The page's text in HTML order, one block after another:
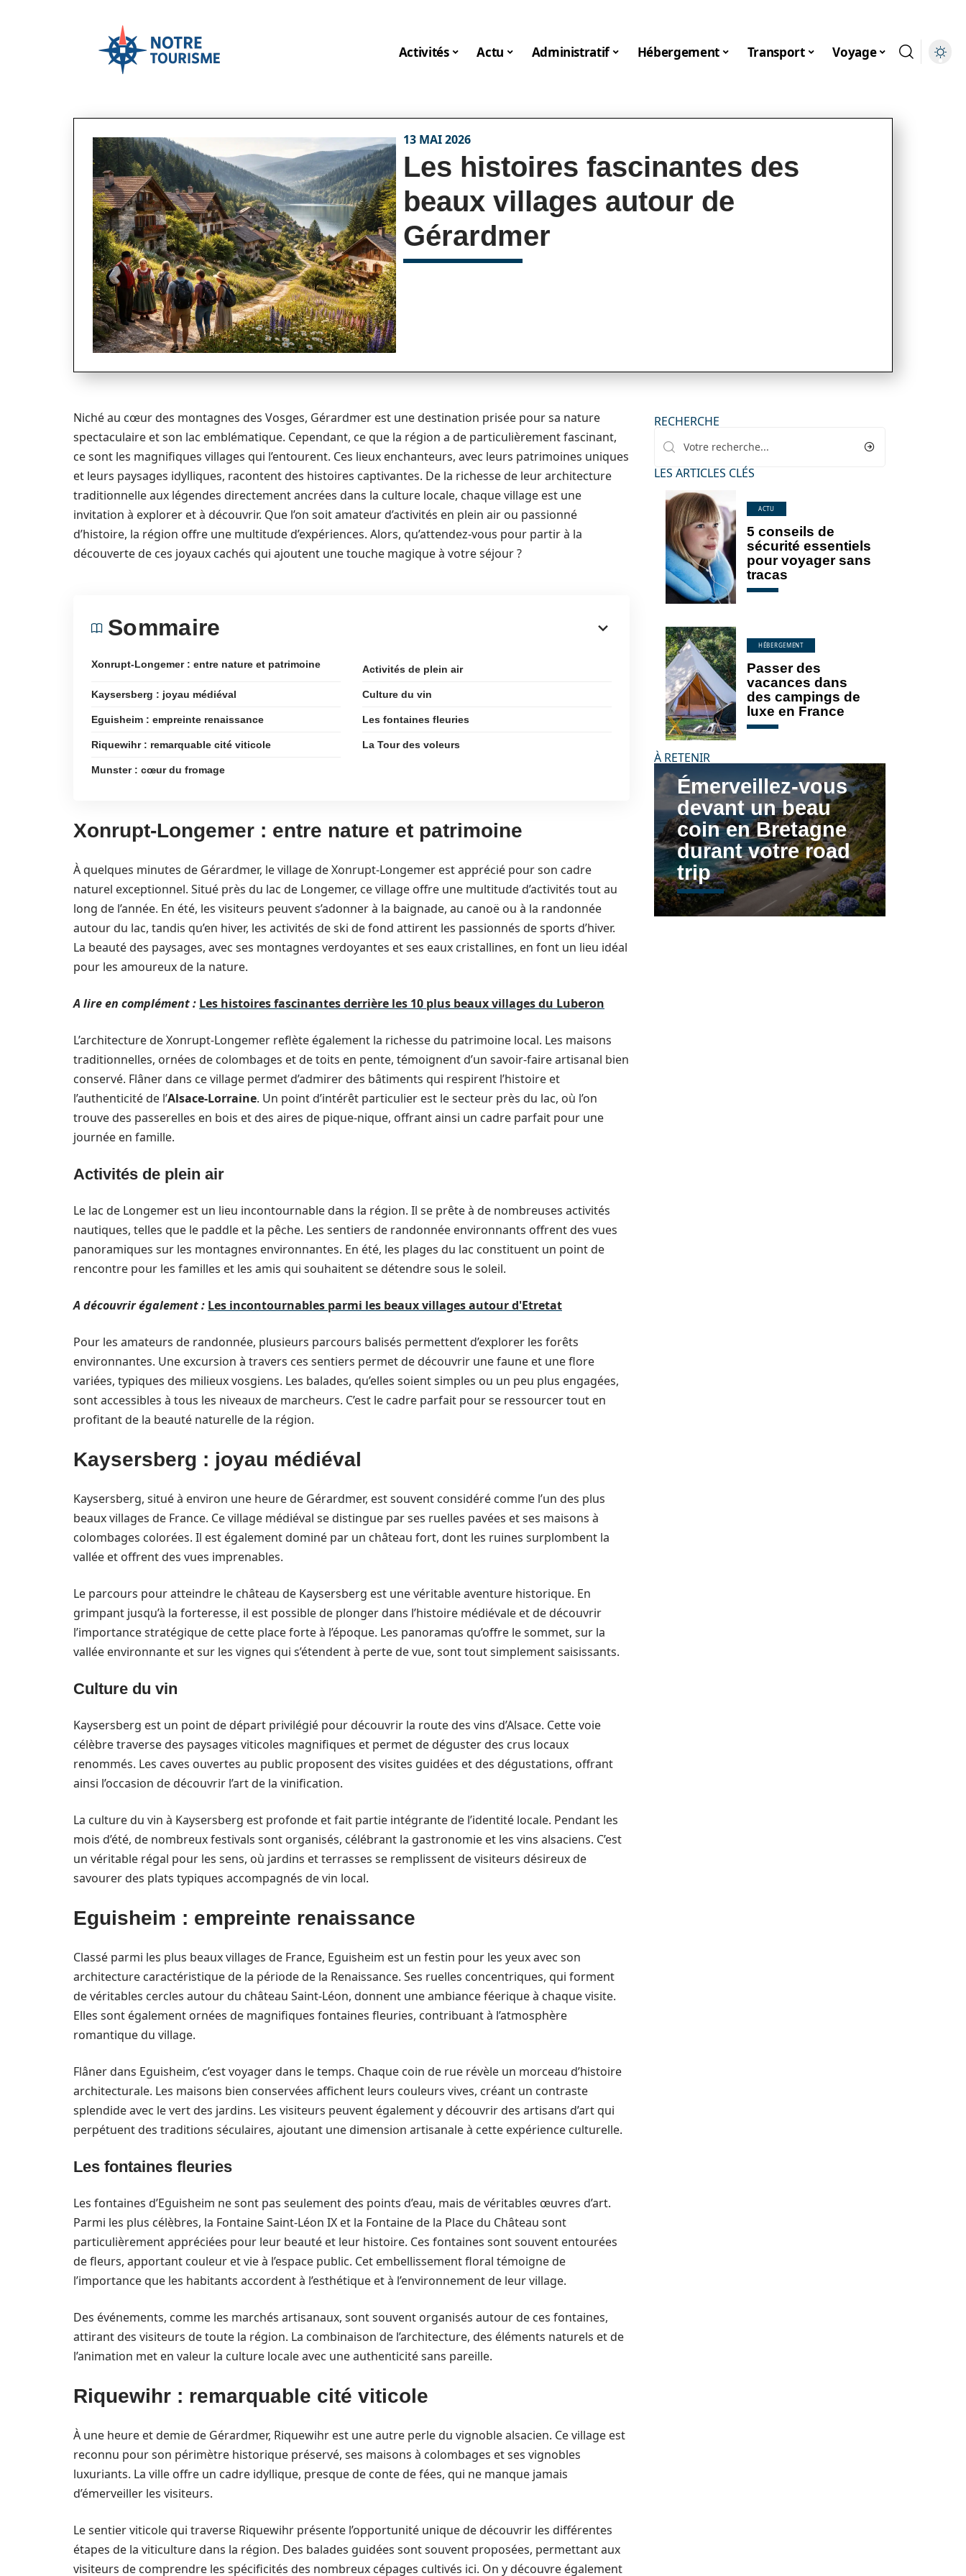
Activités Actu Administratif Hébergement Transport Voyage
13 MAI 2026
Les histoires fascinantes des
beaux villages autour de
Gérardmer
Niché au cœur des montagnes des Vosges, Gérardmer est une destination prisée pour sa nature
spectaculaire et son lac emblématique. Cependant, ce que la région a de particulièrement fascinant,
ce sont les magnifiques villages qui l’entourent. Ces lieux enchanteurs, avec leurs patrimoines uniques
et leurs paysages idylliques, racontent des histoires captivantes. De la richesse de leur architecture
traditionnelle aux légendes directement ancrées dans la culture locale, chaque village est une
invitation à explorer et à découvrir. Que l’on soit amateur d’activités en plein air ou passionné
d’histoire, la région offre une multitude d’expériences. Alors, qu’attendez-vous pour partir à la
découverte de ces joyaux cachés qui ajoutent une touche magique à votre séjour ?
Sommaire
Xonrupt-Longemer : entre nature et patrimoine Activités de plein air
Kaysersberg : joyau médiéval Culture du vin
Eguisheim : empreinte renaissance Les fontaines fleuries
Riquewihr : remarquable cité viticole La Tour des voleurs
Munster : cœur du fromage
Xonrupt-Longemer : entre nature et patrimoine
À quelques minutes de Gérardmer, le village de Xonrupt-Longemer est apprécié pour son cadre
naturel exceptionnel. Situé près du lac de Longemer, ce village offre une multitude d’activités tout au
long de l’année. En été, les visiteurs peuvent s’adonner à la baignade, au canoë ou à la randonnée
autour du lac, tandis qu’en hiver, les activités de ski de fond attirent les passionnés de sports d’hiver.
La beauté des paysages, avec ses montagnes verdoyantes et ses eaux cristallines, en font un lieu idéal
pour les amoureux de la nature.
A lire en complément : Les histoires fascinantes derrière les 10 plus beaux villages du Luberon
L’architecture de Xonrupt-Longemer reflète également la richesse du patrimoine local. Les maisons
traditionnelles, ornées de colombages et de toits en pente, témoignent d’un savoir-faire artisanal bien
conservé. Flâner dans ce village permet d’admirer des bâtiments qui respirent l’histoire et
l’authenticité de l’Alsace-Lorraine. Un point d’intérêt particulier est le secteur près du lac, où l’on
trouve des passerelles en bois et des aires de pique-nique, offrant ainsi un cadre parfait pour une
journée en famille.
Activités de plein air
Le lac de Longemer est un lieu incontournable dans la région. Il se prête à de nombreuses activités
nautiques, telles que le paddle et la pêche. Les sentiers de randonnée environnants offrent des vues
panoramiques sur les montagnes environnantes. En été, les plages du lac constituent un point de
rencontre pour les familles et les amis qui souhaitent se détendre sous le soleil.
A découvrir également : Les incontournables parmi les beaux villages autour d'Etretat
Pour les amateurs de randonnée, plusieurs parcours balisés permettent d’explorer les forêts
environnantes. Une excursion à travers ces sentiers permet de découvrir une faune et une flore
variées, typiques des milieux vosgiens. Les balades, qu’elles soient simples ou un peu plus engagées,
sont accessibles à tous les niveaux de marcheurs. C’est le cadre parfait pour se ressourcer tout en
profitant de la beauté naturelle de la région.
Kaysersberg : joyau médiéval
Kaysersberg, situé à environ une heure de Gérardmer, est souvent considéré comme l’un des plus
beaux villages de France. Ce village médiéval se distingue par ses ruelles pavées et ses maisons à
colombages colorées. Il est également dominé par un château fort, dont les ruines surplombent la
vallée et offrent des vues imprenables.
Le parcours pour atteindre le château de Kaysersberg est une véritable aventure historique. En
grimpant jusqu’à la forteresse, il est possible de plonger dans l’histoire médiévale et de découvrir
l’importance stratégique de cette place forte à l’époque. Les panoramas qu’offre le sommet, sur la
vallée environnante et sur les vignes qui s’étendent à perte de vue, sont tout simplement saisissants.
Culture du vin
Kaysersberg est un point de départ privilégié pour découvrir la route des vins d’Alsace. Cette voie
célèbre traverse des paysages viticoles magnifiques et permet de déguster des crus locaux
renommés. Les caves ouvertes au public proposent des visites guidées et des dégustations, offrant
ainsi l’occasion de découvrir l’art de la vinification.
La culture du vin à Kaysersberg est profonde et fait partie intégrante de l’identité locale. Pendant les
mois d’été, de nombreux festivals sont organisés, célébrant la gastronomie et les vins alsaciens. C’est
un véritable régal pour les sens, où jardins et terrasses se remplissent de visiteurs désireux de
savourer des plats typiques accompagnés de vin local.
Eguisheim : empreinte renaissance
Classé parmi les plus beaux villages de France, Eguisheim est un festin pour les yeux avec son
architecture caractéristique de la période de la Renaissance. Ses ruelles concentriques, qui forment
de véritables cercles autour du château Saint-Léon, donnent une ambiance féerique à chaque visite.
Elles sont également ornées de magnifiques fontaines fleuries, contribuant à l’atmosphère
romantique du village.
Flâner dans Eguisheim, c’est voyager dans le temps. Chaque coin de rue révèle un morceau d’histoire
architecturale. Les maisons bien conservées affichent leurs couleurs vives, créant un contraste
splendide avec le vert des jardins. Les visiteurs peuvent également y découvrir des artisans d’art qui
perpétuent des traditions séculaires, ajoutant une dimension artisanale à cette expérience culturelle.
Les fontaines fleuries
Les fontaines d’Eguisheim ne sont pas seulement des points d’eau, mais de véritables œuvres d’art.
Parmi les plus célèbres, la Fontaine Saint-Léon IX et la Fontaine de la Place du Château sont
particulièrement appréciées pour leur beauté et leur histoire. Ces fontaines sont souvent entourées
de fleurs, apportant couleur et vie à l’espace public. Cet embellissement floral témoigne de
l’importance que les habitants accordent à l’esthétique et à l’environnement de leur village.
Des événements, comme les marchés artisanaux, sont souvent organisés autour de ces fontaines,
attirant des visiteurs de toute la région. La combinaison de l’architecture, des éléments naturels et de
l’animation met en valeur la culture locale avec une authenticité sans pareille.
Riquewihr : remarquable cité viticole
À une heure et demie de Gérardmer, Riquewihr est une autre perle du vignoble alsacien. Ce village est
reconnu pour son périmètre historique préservé, ses maisons à colombages et ses vignobles
luxuriants. La ville offre un cadre idyllique, presque de conte de fées, qui ne manque jamais
d’émerveiller les visiteurs.
Le sentier viticole qui traverse Riquewihr présente l’opportunité unique de découvrir les différentes
étapes de la viticulture dans la région. Des balades guidées sont souvent proposées, permettant aux
visiteurs de comprendre les spécificités des nombreux cépages cultivés ici. On y découvre également
RECHERCHE
LES ARTICLES CLÉS
ACTU
5 conseils de
sécurité essentiels
pour voyager sans
tracas
HÉBERGEMENT
Passer des
vacances dans
des campings de
luxe en France
À RETENIR
Émerveillez-vous
devant un beau
coin en Bretagne
durant votre road
trip